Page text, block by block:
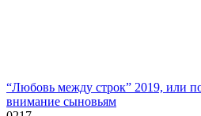
“Любовь между строк” 2019, или
внимание сыновьям